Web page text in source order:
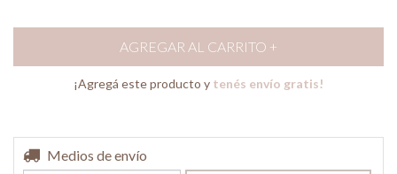
¡Agregá este producto y tenés envío gratis!
Entregas para el CP:
Medios de envío